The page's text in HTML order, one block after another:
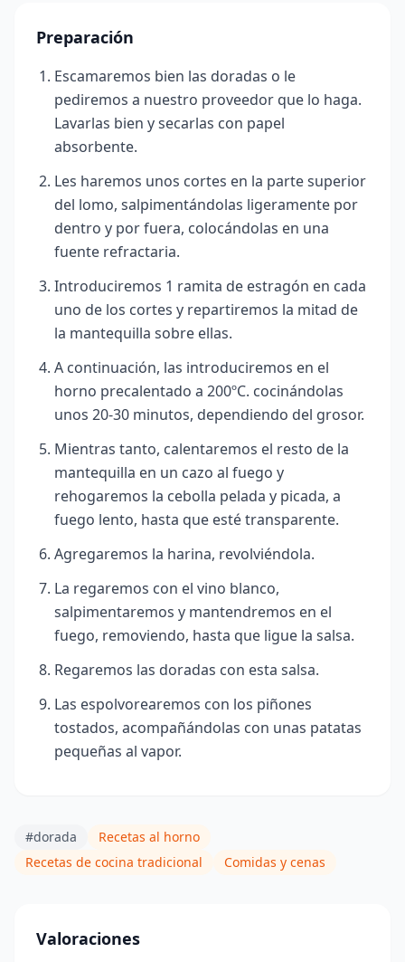
Preparación
Escamaremos bien las doradas o le
pediremos a nuestro proveedor que lo haga.
Lavarlas bien y secarlas con papel
absorbente.
Les haremos unos cortes en la parte superior
del lomo, salpimentándolas ligeramente por
dentro y por fuera, colocándolas en una
fuente refractaria.
Introduciremos 1 ramita de estragón en cada
uno de los cortes y repartiremos la mitad de
la mantequilla sobre ellas.
A continuación, las introduciremos en el
horno precalentado a 200ºC. cocinándolas
unos 20-30 minutos, dependiendo del grosor.
Mientras tanto, calentaremos el resto de la
mantequilla en un cazo al fuego y
rehogaremos la cebolla pelada y picada, a
fuego lento, hasta que esté transparente.
Agregaremos la harina, revolviéndola.
La regaremos con el vino blanco,
salpimentaremos y mantendremos en el
fuego, removiendo, hasta que ligue la salsa.
Regaremos las doradas con esta salsa.
Las espolvorearemos con los piñones
tostados, acompañándolas con unas patatas
pequeñas al vapor.
#dorada
Recetas al horno
Recetas de cocina tradicional
Comidas y cenas
Valoraciones